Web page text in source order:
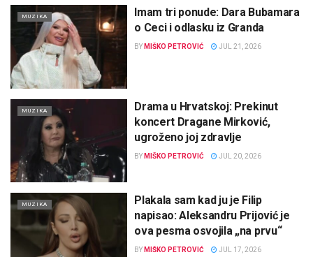
MUZIKA
Imam tri ponude: Dara Bubamara
o Ceci i odlasku iz Granda
BY MIŠKO PETROVIĆ JUL 21, 2026
MUZIKA
Drama u Hrvatskoj: Prekinut
koncert Dragane Mirković,
ugroženo joj zdravlje
BY MIŠKO PETROVIĆ JUL 20, 2026
MUZIKA
Plakala sam kad ju je Filip
napisao: Aleksandru Prijović je
ova pesma osvojila „na prvu“
BY MIŠKO PETROVIĆ JUL 17, 2026